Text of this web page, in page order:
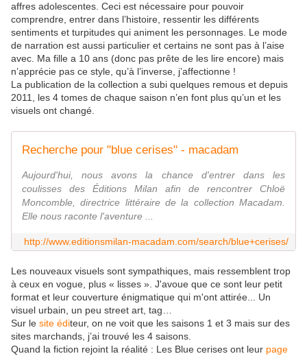
affres adolescentes. Ceci est nécessaire pour pouvoir
comprendre, entrer dans l’histoire, ressentir les différents
sentiments et turpitudes qui animent les personnages. Le mode
de narration est aussi particulier et certains ne sont pas à l’aise
avec. Ma fille a 10 ans (donc pas prête de les lire encore) mais
n’apprécie pas ce style, qu’à l’inverse, j’affectionne !
La publication de la collection a subi quelques remous et depuis
2011, les 4 tomes de chaque saison n’en font plus qu’un et les
visuels ont changé.
Recherche pour "blue cerises" - macadam
Aujourd'hui, nous avons la chance d'entrer dans les
coulisses des Éditions Milan afin de rencontrer Chloë
Moncomble, directrice littéraire de la collection Macadam.
Elle nous raconte l'aventure ...
http://www.editionsmilan-macadam.com/search/blue+cerises/
Les nouveaux visuels sont sympathiques, mais ressemblent trop
à ceux en vogue, plus « lisses ». J'avoue que ce sont leur petit
format et leur couverture énigmatique qui m'ont attirée... Un
visuel urbain, un peu street art, tag…
Sur le site éditeur, on ne voit que les saisons 1 et 3 mais sur des
sites marchands, j’ai trouvé les 4 saisons.
Quand la fiction rejoint la réalité : Les Blue cerises ont leur page